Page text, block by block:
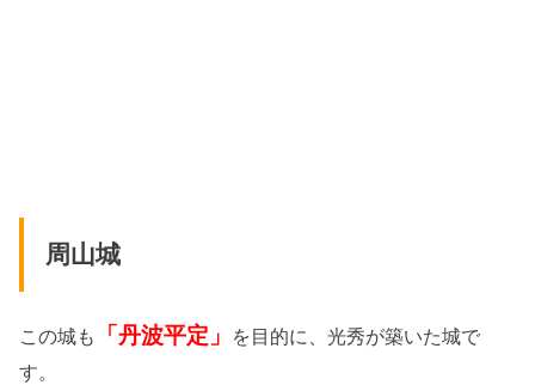
周山城
この城も 「丹波平定」
を目的に、光秀が築いた城で
す。